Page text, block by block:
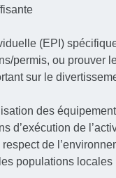
(EPI)
permis, ou prouver
sur le
des
d’exécution de
de
populations locales